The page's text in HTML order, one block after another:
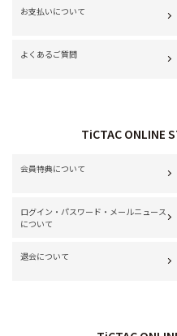
お支払いについて
よくあるご質問
TiCTAC ONLINE
会員特典について
ログイン・パスワード・メールニュース
について
退会について